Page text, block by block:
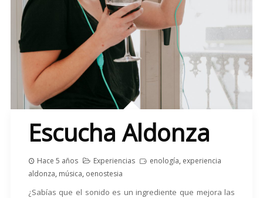
Escucha Aldonza
Hace 5 años Experiencias enología, experiencia
aldonza, música, oenostesia
¿Sabías que el sonido es un ingrediente que mejora las